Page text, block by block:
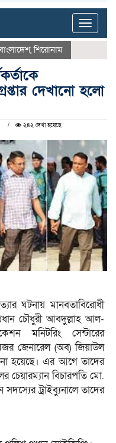
Toggle
,শিরোনাম
দেখানো হলো
২৪২ দেখা হয়েছে
ঘটনায় মানবতাবিরোধী
চৌধুরী আবদুল্লাহ আল-
মনিটরিং সেন্টারের
জেনারেল (অব) জিয়াউল
হয়েছে। এর আগে তাদের
চেয়ারম্যান বিচারপতি মো.
ট্রাইব্যুনালে তাদের